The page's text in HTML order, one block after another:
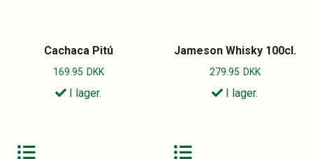
Cachaca Pitú
169.95 DKK
I lager.
Jameson Whisky 100cl.
279.95 DKK
I lager.